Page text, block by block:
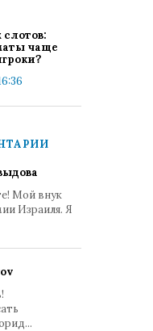
чаще
Мой внук
Израиля. Я